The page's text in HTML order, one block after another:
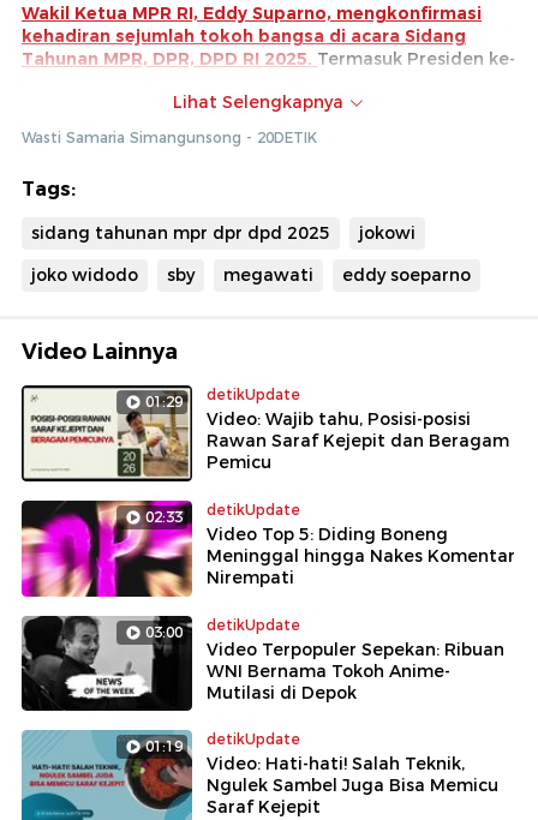
Wakil Ketua MPR RI, Eddy Suparno, mengkonfirmasi
kehadiran sejumlah tokoh bangsa di acara Sidang
Tahunan MPR, DPR, DPD RI 2025. Termasuk Presiden ke-
Widodo, Wakil Presiden ke-10 dan ke-12 Jusuf Kalla, istri
Presiden ke-4 RI Sinta Nuriyah Wahid.
masih belum mengkonfirmasi kehadirannya.
Lihat Selengkapnya
Wasti Samaria Simangunsong - 20DETIK
Tags:
sidang tahunan mpr dpr dpd 2025
jokowi
joko widodo
sby megawati eddy soeparno
Video Lainnya
01:29 detikUpdate
Video: Wajib tahu, Posisi-posisi
Rawan Saraf Kejepit dan Beragam
Pemicu
02:33 detikUpdate
Video Top 5: Diding Boneng
Meninggal hingga Nakes Komentar
Nirempati
03:00 detikUpdate
Video Terpopuler Sepekan: Ribuan
WNI Bernama Tokoh Anime-
Mutilasi di Depok
01:19 detikUpdate
Video: Hati-hati! Salah Teknik,
Ngulek Sambel Juga Bisa Memicu
Saraf Kejepit